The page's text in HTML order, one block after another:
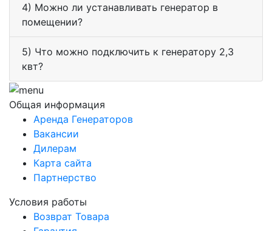
4) Можно ли устанавливать генератор в
помещении?
5) Что можно подключить к генератору 2,3
квт?
Общая информация
Аренда Генераторов
Вакансии
Дилерам
Карта сайта
Партнерство
Условия работы
Возврат Товара